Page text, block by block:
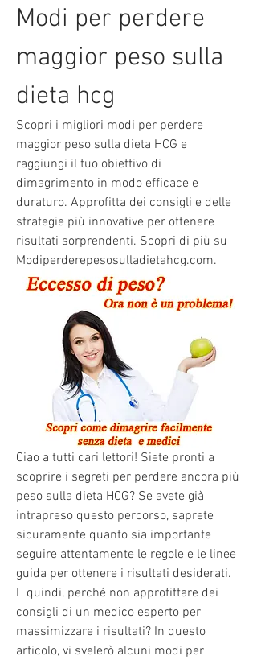
Modi per perdere
maggior peso sulla
dieta hcg
Scopri i migliori modi per perdere
maggior peso sulla dieta HCG e
raggiungi il tuo obiettivo di
dimagrimento in modo efficace e
duraturo. Approfitta dei consigli e delle
strategie più innovative per ottenere
risultati sorprendenti. Scopri di più su
Modiperderepesosulladietahcg.com.
Ciao a tutti cari lettori! Siete pronti a
scoprire i segreti per perdere ancora più
peso sulla dieta HCG? Se avete già
intrapreso questo percorso, saprete
sicuramente quanto sia importante
seguire attentamente le regole e le linee
guida per ottenere i risultati desiderati.
E quindi, perché non approfittare dei
consigli di un medico esperto per
massimizzare i risultati? In questo
articolo, vi svelerò alcuni modi per